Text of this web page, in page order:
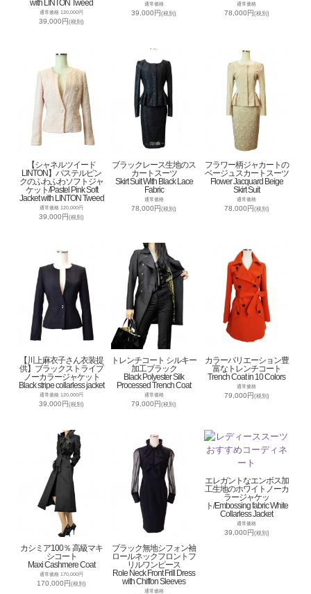
with LINTON Tweed
通常価格 120,000円
39,000円(税別)
通常価格
39,000円(税別)
通常価格
78,000円(税別)
【シャネルツイード
LINTON】パステルピン
クのふわふわソフトジャ
ケット/Pastel Pink Soft
Jacket with LINTON Tweed
通常価格 120,000円
39,000円(税別)
ブラックレース生地のス
カートスーツ
Skirt Suit With Black Lace
Fabric
通常価格
78,000円(税別)
フラワー柄ジャカートの
ベージュスカートスーツ
Flower Jacquard Beige
Skirt Suit
通常価格
78,000円(税別)
【川上麻衣子さん衣装提
供】ブラックストライプ
ノーカラージャケット
Black stripe collarless jacket
通常価格 120,000円
39,000円(税別)
トレンチコート シルキー
加工ブラック
Black Polyester Silk
Processed Trench Coat
通常価格
79,000円(税別)
カラーバリエーション豊
富なトレンチコート
Trench Coat in 10 Colors
通常価格
79,000円(税別)
カシミア100％ 高級マキ
シコート
Maxi Cashmere Coat
通常価格 170,000円
170,000円(税別)
ブラック無地シフォン袖
ロールネックフロントフ
リルワンピース
Role Neck Front Frill Dress
with Chiffon Sleeves
通常価格
エレガントなエンボス加
工生地のホワイトノーカ
ラージャケッ
ト/Embossing fabric White
Collarless Jacket
通常価格
39,000円(税別)